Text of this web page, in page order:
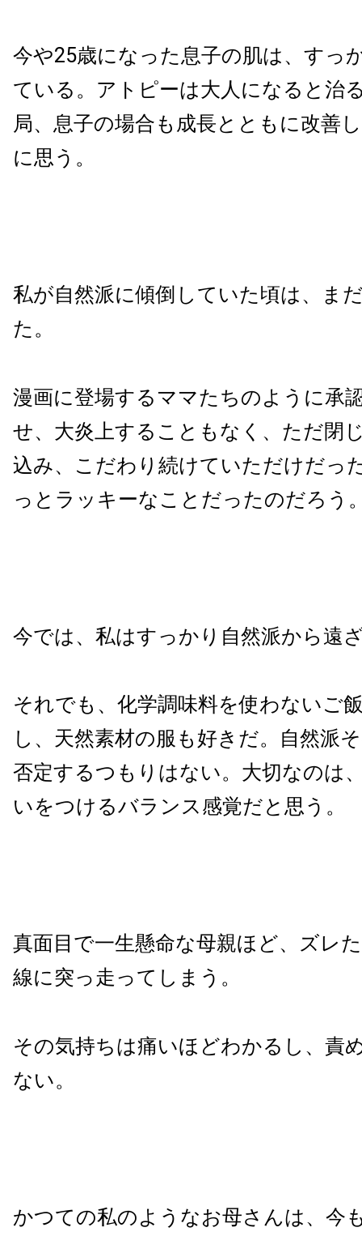
今や25歳になった息子の肌は、すっ
ている。アトピーは大人になると治
局、息子の場合も成長とともに改善
に思う。
私が自然派に傾倒していた頃は、ま
た。
漫画に登場するママたちのように承
せ、大炎上することもなく、ただ閉
込み、こだわり続けていただけだっ
っとラッキーなことだったのだろう
今では、私はすっかり自然派から遠
それでも、化学調味料を使わないご
し、天然素材の服も好きだ。自然派
否定するつもりはない。大切なのは
いをつけるバランス感覚だと思う。
真面目で一生懸命な母親ほど、ズレ
線に突っ走ってしまう。
その気持ちは痛いほどわかるし、責
ない。
かつての私のようなお母さんは、今